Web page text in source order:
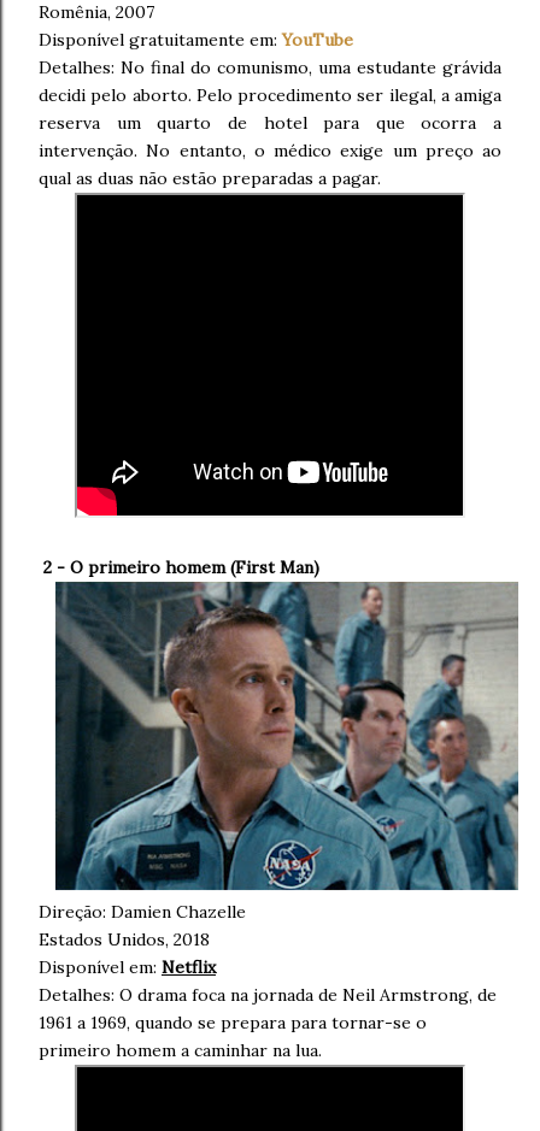
Romênia, 2007
Disponível gratuitamente em:YouTube
Detalhes: No final do comunismo, uma estudante grávida
decidi pelo aborto. Pelo procedimento ser ilegal, a amiga
reserva um quarto de hotel para que ocorra a
intervenção. No entanto, o médico exige um preço ao
qual as duas não estão preparadas a pagar.
2 - O primeiro homem (First Man)
Direção: Damien Chazelle
Estados Unidos, 2018
Disponível em: Netflix
Detalhes: O drama foca na jornada de Neil Armstrong, de
1961 a 1969, quando se prepara para tornar-se o
primeiro homem a caminhar na lua.